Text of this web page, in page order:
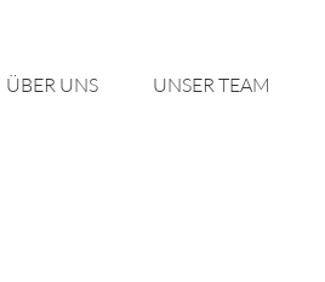
ÜBER UNS UN­SER TEAM